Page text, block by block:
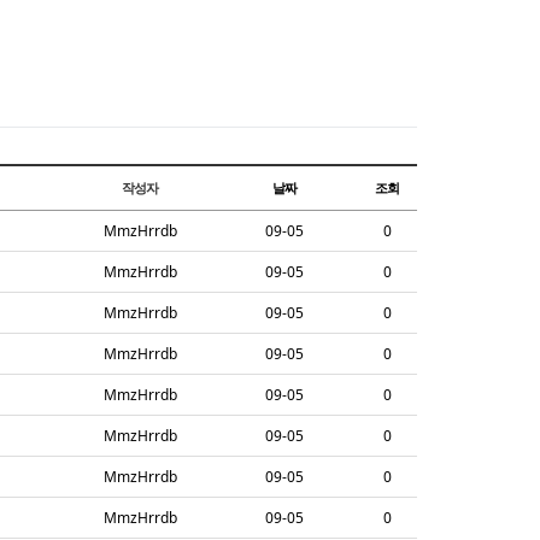
작성자 날짜 조회
MmzHrrdb 09-05
0
MmzHrrdb 09-05
0
MmzHrrdb 09-05
0
MmzHrrdb 09-05
0
MmzHrrdb 09-05
0
MmzHrrdb 09-05
0
MmzHrrdb 09-05
0
MmzHrrdb 09-05
0